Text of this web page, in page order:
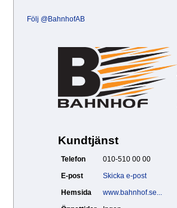
Följ @BahnhofAB
Kundtjänst
Telefon
010-510 00 00
E-post
Skicka e-post
Hemsida
www.bahnhof.se...